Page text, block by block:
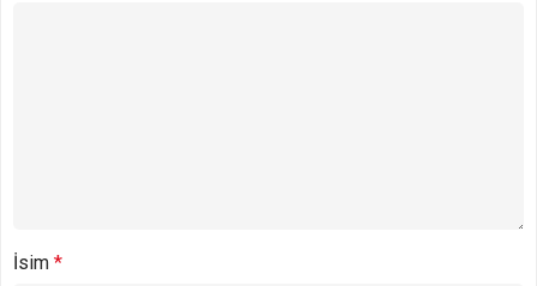
İsim *